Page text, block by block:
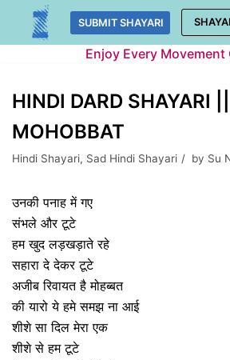
Skip
SUBMIT SHAYARI
Enjoy Every Movement
HINDI DARD SHAYARI
MOHOBBAT
Hindi Shayari, Sad Hindi Shayari by Su
उनकी पनाह में गए
संभले और टूटे
हम खुद लड़खड़ाते रहे
सहारा दे देकर टूटे
अजीब रिवायत है मोहब्बत
की यारो ये हमे समझ ना आई
शीशे सा दिल मेरा एक
शीशे से हम टूटे